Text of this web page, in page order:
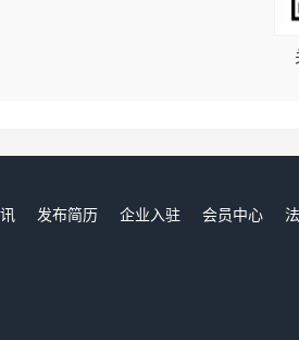
发布简历 企业入驻 会员中心